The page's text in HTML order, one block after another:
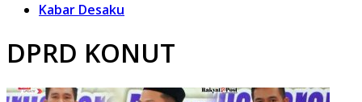
Kabar Desaku
DPRD KONUT